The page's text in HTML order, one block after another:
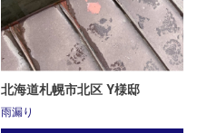
北海道札幌市北区 Y様邸
雨漏り